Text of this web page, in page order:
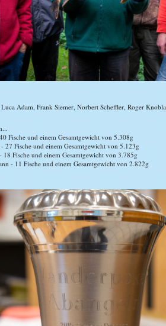
Adam, Frank Siemer, Norbert Scheffler, Roger
Fische und einem Gesamtgewicht von 5.308g
27 Fische und einem Gesamtgewicht von 5.123g
18 Fische und einem Gesamtgewicht von 3.785g
- 11 Fische und einem Gesamtgewicht von 2.822g